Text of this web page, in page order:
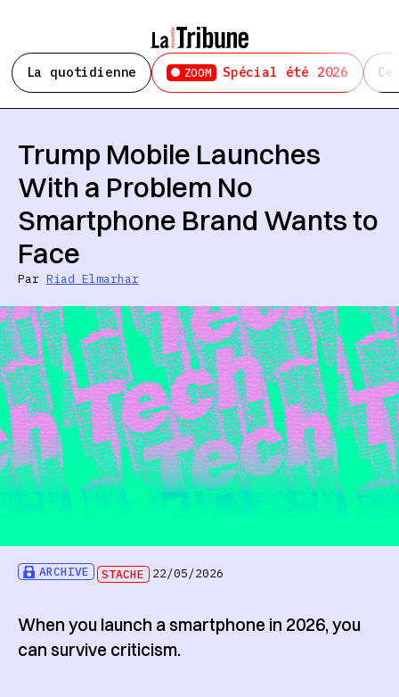
La quotidienne ZOOM Spécial été 2026
ARCHIVE STACHE 22/05/2026
Trump Mobile Launches
With a Problem No
Smartphone Brand Wants to
Face
Par Riad Elmarhar
When you launch a smartphone in 2026, you
can survive criticism.